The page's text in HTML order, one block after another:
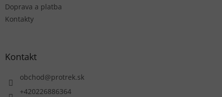
Doprava a platba
Kontakty
Kontakt
obchod@protrek.sk
+420226886364